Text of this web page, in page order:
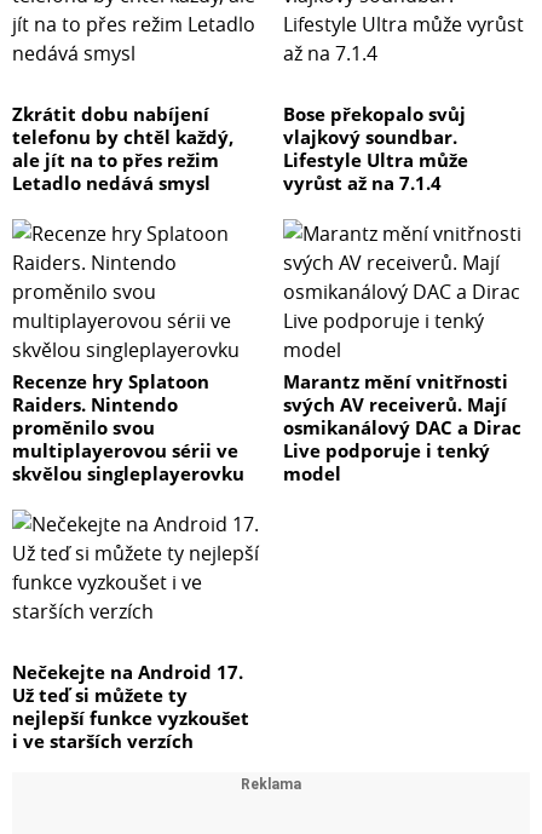
Zkrátit dobu nabíjení
telefonu by chtěl každý,
ale jít na to přes režim
Letadlo nedává smysl
Bose překopalo svůj
vlajkový soundbar.
Lifestyle Ultra může
vyrůst až na 7.1.4
Recenze hry Splatoon
Raiders. Nintendo
proměnilo svou
multiplayerovou sérii ve
skvělou singleplayerovku
Marantz mění vnitřnosti
svých AV receiverů. Mají
osmikanálový DAC a Dirac
Live podporuje i tenký
model
Nečekejte na Android 17.
Už teď si můžete ty
nejlepší funkce vyzkoušet
i ve starších verzích